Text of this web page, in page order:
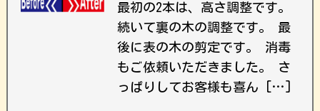
最初の2本は、高さ調整です。
続いて裏の木の調整です。 最
後に表の木の剪定です。 消毒
もご依頼いただきました。 さ
っぱりしてお客様も喜ん […]